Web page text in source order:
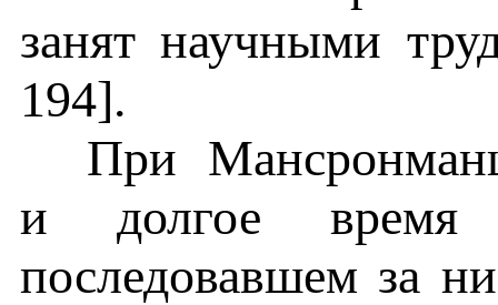
занят научными
194].
При
и долгое время
последовавшем за